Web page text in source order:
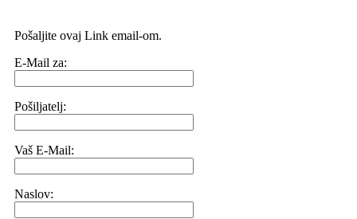
Pošaljite ovaj Link email-om.
E-Mail za:
Pošiljatelj:
Vaš E-Mail:
Naslov: